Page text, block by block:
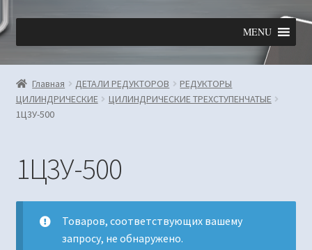
к
к
MENU
Главная ДЕТАЛИ РЕДУКТОРОВ
РЕДУКТОРЫ
ЦИЛИНДРИЧЕСКИЕ
ЦИЛИНДРИЧЕСКИЕ ТРЕХСТУПЕНЧАТЫЕ
1Ц3У-500
1Ц3У-500
Товаров, соответствующих вашему
запросу, не обнаружено.